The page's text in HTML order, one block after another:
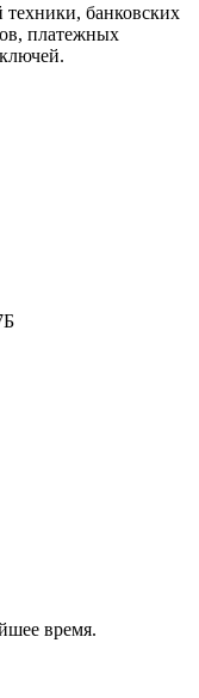
банковских
платежных
время.